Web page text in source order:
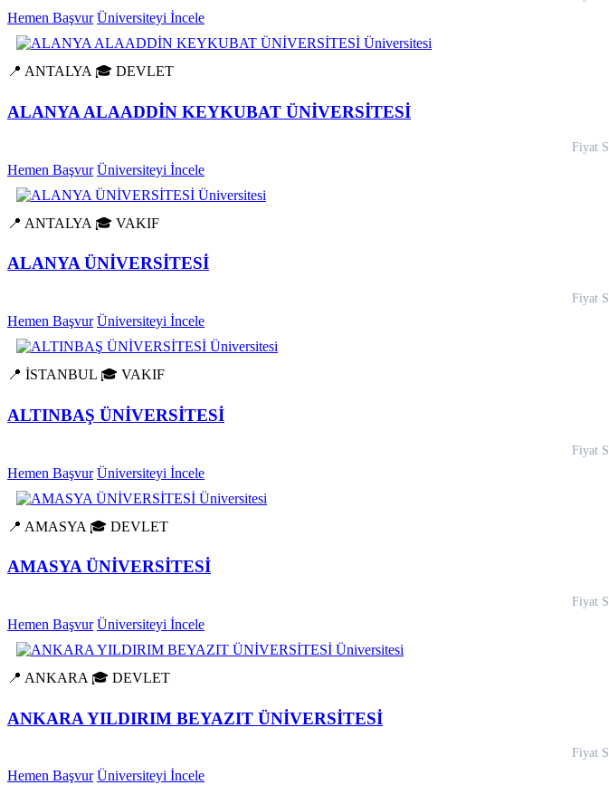
Hemen Başvur Üniversiteyi İncele
📍 ANTALYA 🎓 DEVLET
ALANYA ALAADDİN KEYKUBAT ÜNİVERSİTESİ
Fiyat
Hemen Başvur Üniversiteyi İncele
📍 ANTALYA 🎓 VAKIF
ALANYA ÜNİVERSİTESİ
Fiyat
Hemen Başvur Üniversiteyi İncele
📍 İSTANBUL 🎓 VAKIF
ALTINBAŞ ÜNİVERSİTESİ
Fiyat
Hemen Başvur Üniversiteyi İncele
📍 AMASYA 🎓 DEVLET
AMASYA ÜNİVERSİTESİ
Fiyat
Hemen Başvur Üniversiteyi İncele
📍 ANKARA 🎓 DEVLET
ANKARA YILDIRIM BEYAZIT ÜNİVERSİTESİ
Fiyat
Hemen Başvur Üniversiteyi İncele